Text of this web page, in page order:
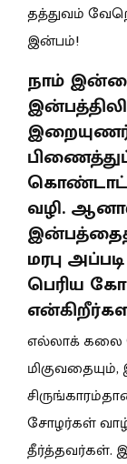
தத்துவம்
இன்பம்!
நாம்
வழி.
மரபு
பெரிய
எல்லாக் கலை
சோழர்கள்
தீர்த்தவர்கள்.